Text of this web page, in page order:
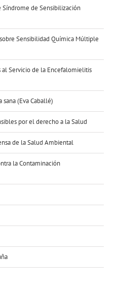
Síndrome de Sensibilización
Sensibilidad Química Múltiple
al Servicio de la Encefalomielitis
(Eva Caballé)
por el derecho a la Salud
de la Salud Ambiental
la Contaminación